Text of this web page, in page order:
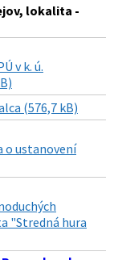
lokalita -
v k. ú.
(576,7 kB)
o ustanovení
"Stredná hura